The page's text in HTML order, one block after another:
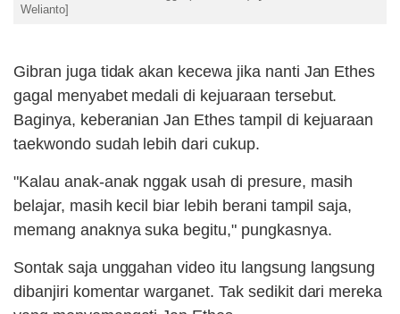
Welianto]
Gibran juga tidak akan kecewa jika nanti Jan Ethes
gagal menyabet medali di kejuaraan tersebut.
Baginya, keberanian Jan Ethes tampil di kejuaraan
taekwondo sudah lebih dari cukup.
"Kalau anak-anak nggak usah di presure, masih
belajar, masih kecil biar lebih berani tampil saja,
memang anaknya suka begitu," pungkasnya.
Sontak saja unggahan video itu langsung langsung
dibanjiri komentar warganet. Tak sedikit dari mereka